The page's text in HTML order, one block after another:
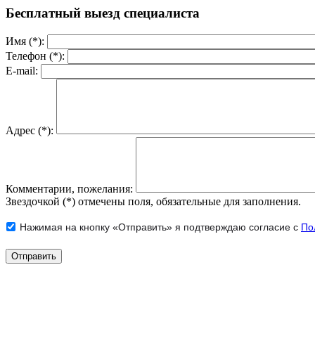
Бесплатный выезд специалиста
Имя (*):
Телефон (*):
E-mail:
Адрес (*):
Комментарии, пожелания:
Звездочкой (*) отмечены поля, обязательные для заполнения.
Нажимая на кнопку «Отправить» я подтверждаю согласие с